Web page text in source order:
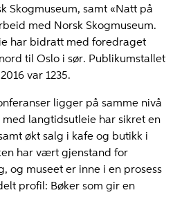
Skogmuseum, samt «Natt på
med Norsk Skogmuseum.
har bidratt med foredraget
til Oslo i sør. Publikumstallet
var 1235.
ligger på samme nivå
langtidsutleie har sikret en
økt salg i kafe og butikk i
har vært gjenstand for
og museet er inne i en prosess
profil: Bøker som gir en